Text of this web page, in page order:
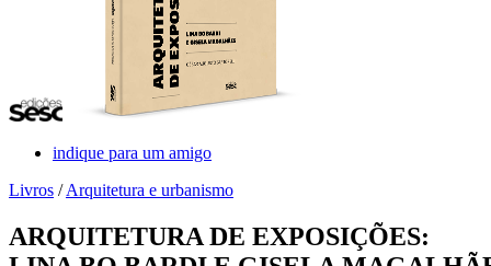
indique para um amigo
Livros /Arquitetura e urbanismo
ARQUITETURA DE EXPOSIÇÕES: